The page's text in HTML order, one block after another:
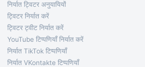
निर्यात ट्विटर अनुयायियों
ट्विटर निर्यात करें
ट्विटर ट्वीट निर्यात करें
YouTube टिप्पणियाँ निर्यात करें
निर्यात TikTok टिप्पणियाँ
निर्यात VKontakte टिप्पणियाँ